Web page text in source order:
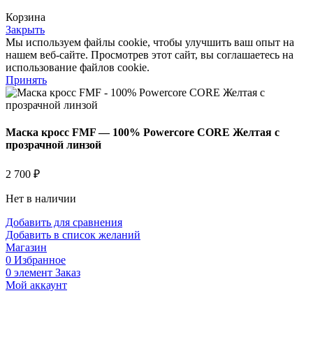
Корзина
Закрыть
Мы используем файлы cookie, чтобы улучшить ваш опыт на
нашем веб-сайте. Просмотрев этот сайт, вы соглашаетесь на
использование файлов cookie.
Принять
Маска кросс FMF — 100% Powercore CORE Желтая с
прозрачной линзой
2 700 ₽
Нет в наличии
Добавить для сравнения
Добавить в список желаний
Магазин
0 Избранное
0 элемент Заказ
Мой аккаунт